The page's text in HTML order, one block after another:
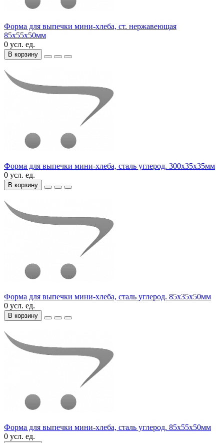
Форма для выпечки мини-хлеба, ст. нержавеющая
85х55х50мм
0 усл. ед.
В корзину
Форма для выпечки мини-хлеба, сталь углерод. 300х35х35мм
0 усл. ед.
В корзину
Форма для выпечки мини-хлеба, сталь углерод. 85х35х50мм
0 усл. ед.
В корзину
Форма для выпечки мини-хлеба, сталь углерод. 85х55х50мм
0 усл. ед.